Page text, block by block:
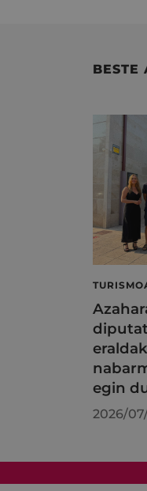
BESTE
egin
2026/